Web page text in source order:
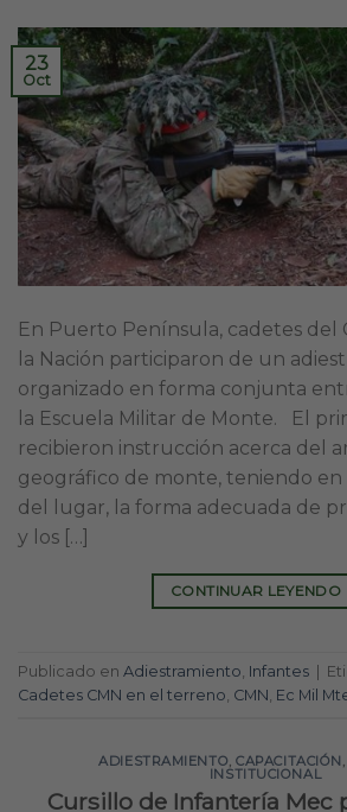
23
Oct
En Puerto Península, cadetes del
la Nación participaron de un
organizado en forma conjunta
la Escuela Militar de Monte. El
recibieron instrucción acerca del
geográfico de monte, teniendo
del lugar, la forma adecuada de
y los […]
CONTINUAR LEYENDO
Publicado en Adiestramiento, Infantes
Cadetes CMN en el terreno, CMN, Ec Mil
ADIESTRAMIENTO ,CAPACITACIÓN
INSTITUCIONAL
Cursillo de Infantería Mec